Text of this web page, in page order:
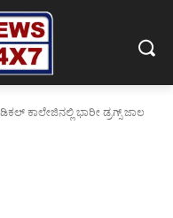
ಕಾಲೇಜಿನಲ್ಲಿ ಭಾರೀ ಡ್ರಗ್ಸ್ ಜಾಲ